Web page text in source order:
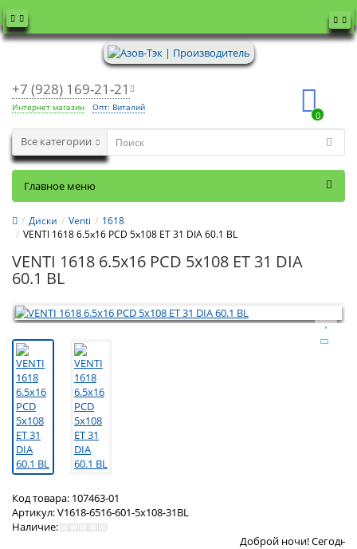
+7 (928) 169-21-21
Интернет магазин Опт: Виталий
0
Все категории
Главное меню
Диски Venti
1618
VENTI 1618 6.5x16 PCD 5x108 ET 31 DIA 60.1 BL
VENTI 1618 6.5x16 PCD 5x108 ET 31 DIA
60.1 BL
Код товара: 107463-01
Артикул:V1618-6516-601-5x108-31BL
Наличие:
Доброй ночи! СегодняСуббота 8